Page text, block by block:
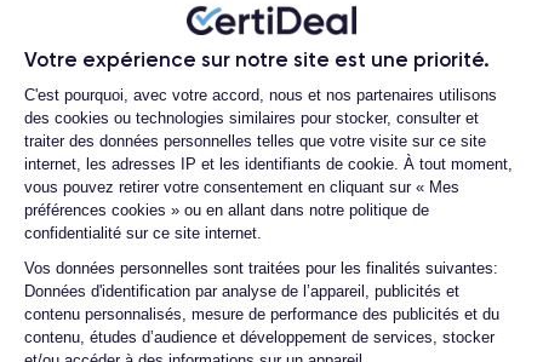
Votre expérience sur notre site est une priorité.
Plateforme de Gestion du
C'est pourquoi, avec votre accord, nous et nos partenaires utilisons
des cookies ou technologies similaires pour stocker, consulter et
traiter des données personnelles telles que votre visite sur ce site
internet, les adresses IP et les identifiants de cookie. À tout moment,
vous pouvez retirer votre consentement en cliquant sur « Mes
préférences cookies » ou en allant dans notre politique de
confidentialité sur ce site internet.
Vos données personnelles sont traitées pour les finalités suivantes:
Données d'identification par analyse de l’appareil, publicités et
contenu personnalisés, mesure de performance des publicités et du
contenu, études d’audience et développement de services, stocker
Axeptio consent
L'appareil photo est un autre domaine dans lequel l'iPhone 13
mini se distingue. L'appareil est doté d'un système decaméra
à double objectif
, avec une caméra principale de 12 MP et
une caméra ultra grand-angle de 12 MP. En outre, l'iPhone 13
mini dispose d'une caméra frontale de 12 MP, idéale pour les
selfies et les appels vidéo.
Le processeur est l'un des points forts de l'iPhone 13 mini.
promet des performances encore plus rapides que les
modèles précédents. La puce A15 Bionic est conçue pour
mieux gérer les fonctionnalités avancées de l'appareil.
iPhone 13 Mini d'occasion et un iPhone
13 Mini reconditionné ?
Quelle est la durée de vie d'un iPhone
13 Mini reconditionné ?
Quelles sont les options disponibles sur
les batteries ?
Quels sont les accessoires inclus dans
la commande ?
Quelles garanties offrez-vous sur vos
produits ?
Quels sont vos modes de paiement ?